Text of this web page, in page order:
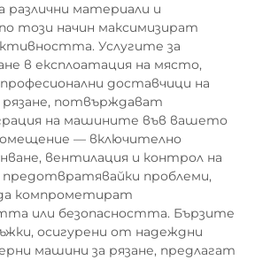
различни материали и
този начин максимизират
Услугите за
в експлоатация на място,
доставчици на
рязане, потвърждават
на машините във вашето
— включително
вентилация и контрол на
проблеми,
компрометират
или безопасността. Бързите
осигурени от надеждни
машини за рязане, предлагат